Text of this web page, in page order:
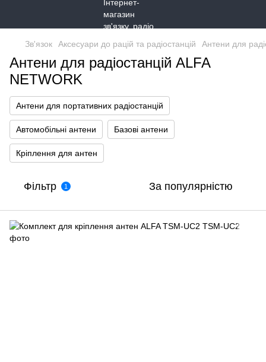
Зв'язок Аксесуари до рацій та радіостанцій Антени для
Антени для радіостанцій ALFA
NETWORK
Антени для портативних радіостанцій
Автомобільні антени Базові антени
Кріплення для антен
Фільтр 1 За популярністю